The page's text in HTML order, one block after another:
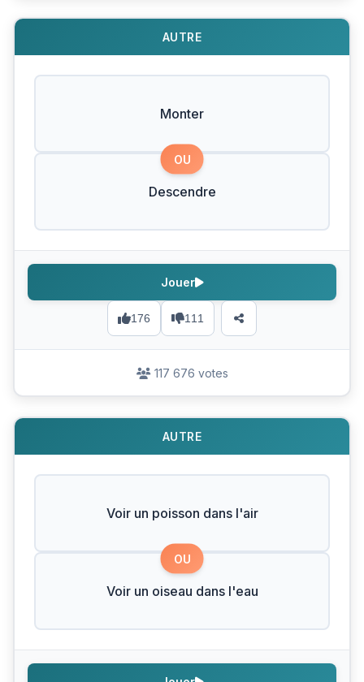
AUTRE
Monter
OU
Descendre
176 111
Jouer
117 676 votes
AUTRE
Voir un poisson dans l'air
OU
Voir un oiseau dans l'eau